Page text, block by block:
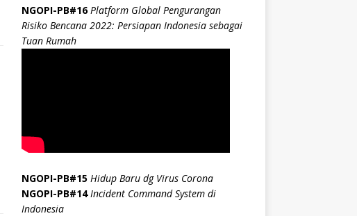
NGOPI-PB#16 Platform Global Pengurangan
Risiko Bencana 2022: Persiapan Indonesia sebagai
Tuan Rumah
NGOPI-PB#15 Hidup Baru dg Virus Corona
NGOPI-PB#14 Incident Command System di
Indonesia